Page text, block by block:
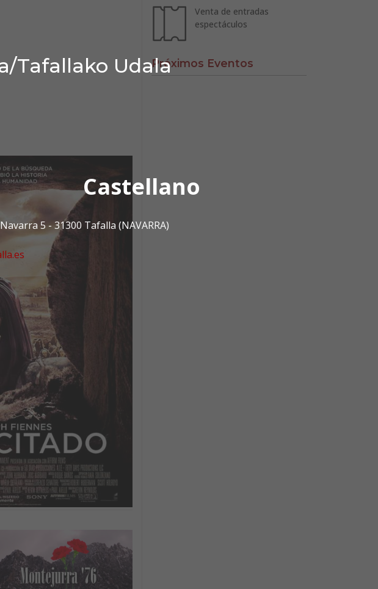
Tafallako Udala
Castellano
5 - 31300 Tafalla (NAVARRA)
Venta de entradas
espectáculos
Próximos Eventos